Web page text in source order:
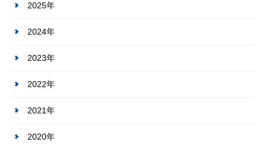
2025年
2024年
2023年
2022年
2021年
2020年